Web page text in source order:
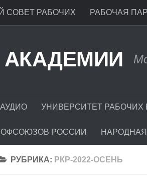
СОВЕТ РАБОЧИХ РАБОЧАЯ
АУДИО УНИВЕРСИТЕТ РАБОЧИХ
РОССИИ
РУБРИКА: РКР-2022-ОСЕНЬ